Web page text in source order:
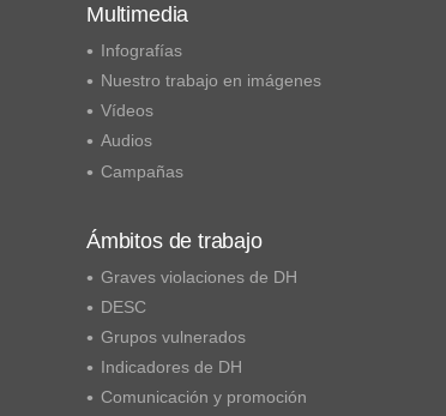
Multimedia
Infografías
Nuestro trabajo en imágenes
Vídeos
Audios
Campañas
Ámbitos de trabajo
Graves violaciones de DH
DESC
Grupos vulnerados
Indicadores de DH
Comunicación y promoción